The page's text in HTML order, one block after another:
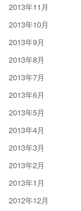
2013年11月
2013年10月
2013年9月
2013年8月
2013年7月
2013年6月
2013年5月
2013年4月
2013年3月
2013年2月
2013年1月
2012年12月